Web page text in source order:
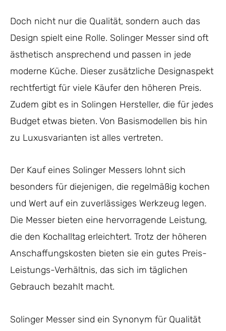
Doch nicht nur die Qualität, sondern auch das
Design spielt eine Rolle. Solinger Messer sind oft
ästhetisch ansprechend und passen in jede
moderne Küche. Dieser zusätzliche Designaspekt
rechtfertigt für viele Käufer den höheren Preis.
Zudem gibt es in Solingen Hersteller, die für jedes
Budget etwas bieten. Von Basismodellen bis hin
zu Luxusvarianten ist alles vertreten.
Der Kauf eines Solinger Messers lohnt sich
besonders für diejenigen, die regelmäßig kochen
und Wert auf ein zuverlässiges Werkzeug legen.
Die Messer bieten eine hervorragende Leistung,
die den Kochalltag erleichtert. Trotz der höheren
Anschaffungskosten bieten sie ein gutes Preis-
Leistungs-Verhältnis, das sich im täglichen
Gebrauch bezahlt macht.
Solinger Messer sind ein Synonym für Qualität